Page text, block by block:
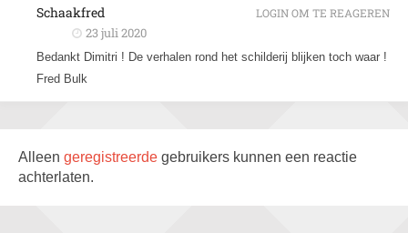
Schaakfred
23 juli 2020
Bedankt Dimitri ! De verhalen rond het schilderij blijken toch waar !
Fred Bulk
LOGIN OM TE REAGEREN
Alleen geregistreerde gebruikers kunnen een reactie
achterlaten.